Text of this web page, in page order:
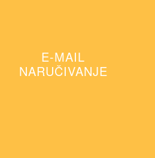
E-MAIL
NARUČIVANJE